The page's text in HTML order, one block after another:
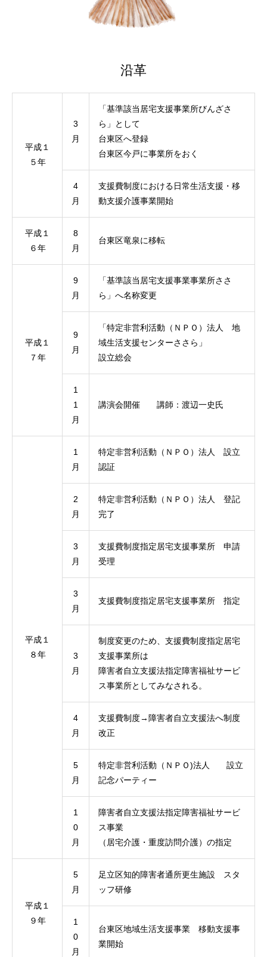
沿革
平成１
５年
3
月
「基準該当居宅支援事業所びんざさ
ら」として
台東区へ登録
台東区今戸に事業所をおく
4
月
支援費制度における日常生活支援・移
動支援介護事業開始
平成１
６年
8
月
台東区竜泉に移転
平成１
７年
9
月
「基準該当居宅支援事業事業所ささ
ら」へ名称変更
9
月
「特定非営利活動（ＮＰＯ）法人 地
域生活支援センターささら」
設立総会
1
1
月
講演会開催 講師：渡辺一史氏
平成１
８年
1
月
特定非営利活動（ＮＰＯ）法人 設立
認証
2
月
特定非営利活動（ＮＰＯ）法人 登記
完了
3
月
支援費制度指定居宅支援事業所 申請
受理
3
月
支援費制度指定居宅支援事業所 指定
3
月
制度変更のため、支援費制度指定居宅
支援事業所は
障害者自立支援法指定障害福祉サービ
ス事業所としてみなされる。
4
月
支援費制度→障害者自立支援法へ制度
改正
5
月
特定非営利活動（ＮＰＯ)法人 設立
記念パーティー
1
0
月
障害者自立支援法指定障害福祉サービ
ス事業
（居宅介護・重度訪問介護）の指定
平成１
９年
5
月
足立区知的障害者通所更生施設 スタ
ッフ研修
1
0
月
台東区地域生活支援事業 移動支援事
業開始